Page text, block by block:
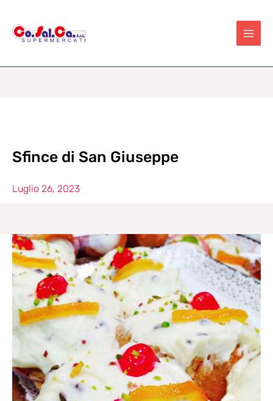
contenuto
Sfince di San Giuseppe
Luglio 26, 2023